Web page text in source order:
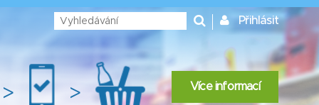
Přihlásit
> > Více informací